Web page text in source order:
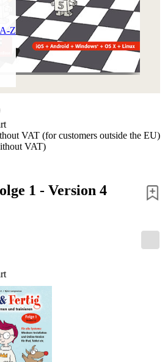
Z
VAT (for customers outside the EU)
VAT)
1 - Version 4